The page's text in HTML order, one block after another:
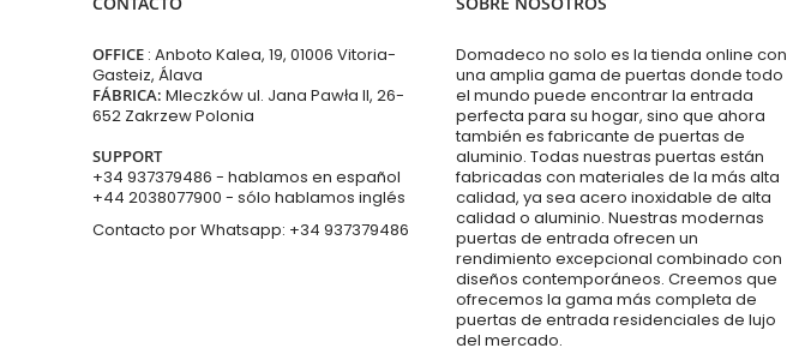
OFFICE : Anboto Kalea, 19, 01006 Vitoria-
Gasteiz, Álava
FÁBRICA: Mleczków ul. Jana Pawła II, 26-
652 Zakrzew Polonia
SUPPORT
+34 937379486 - hablamos en español
+44 2038077900 - sólo hablamos inglés
Contacto por Whatsapp: +34 937379486
Domadeco no solo es la tienda online con
una amplia gama de puertas donde todo
el mundo puede encontrar la entrada
perfecta para su hogar, sino que ahora
también es fabricante de puertas de
aluminio. Todas nuestras puertas están
fabricadas con materiales de la más alta
calidad, ya sea acero inoxidable de alta
calidad o aluminio. Nuestras modernas
puertas de entrada ofrecen un
rendimiento excepcional combinado con
diseños contemporáneos. Creemos que
ofrecemos la gama más completa de
puertas de entrada residenciales de lujo
del mercado.